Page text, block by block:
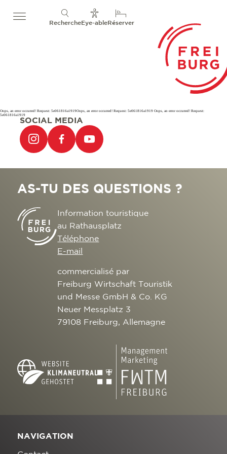
RechercheEye-ableRéserver
Oops, an error occurred! Request: 5e061816a1919Oops, an error occurred! Request: 5e061816a1919 Oops, an error occurred! Request:
5e061816a1919
SOCIAL MEDIA
AS-TU DES QUESTIONS ?
Information touristique
au Rathausplatz
Téléphone
E-mail
commercialisé par
Freiburg Wirtschaft Touristik
und Messe GmbH & Co. KG
Neuer Messplatz 3
79108 Freiburg, Allemagne
NAVIGATION